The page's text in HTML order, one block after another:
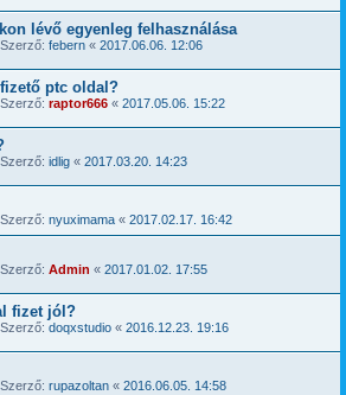
lévő egyenleg felhasználása
febern « 2017.06.06. 12:06
ptc oldal?
raptor666 « 2017.05.06. 15:22
idlig « 2017.03.20. 14:23
nyuximama « 2017.02.17. 16:42
Admin « 2017.01.02. 17:55
fizet jól?
doqxstudio « 2016.12.23. 19:16
rupazoltan « 2016.06.05. 14:58